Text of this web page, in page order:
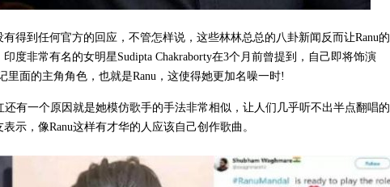
得到任何官方的回应，不管怎样说，这些林林总总的八卦新闻反而让Ranu的
度非常有名的女明星Sudipta Chakraborty在3个月前曾提到，自己即将饰演
里面的主角角色，也就是Ranu，这使得她更加名噪一时!
还有一个原因就是她模仿歌手的手法非常相似，让人们几乎听不出半点翻唱的
示，像Ranu这样有才华的人应该自己创作歌曲。